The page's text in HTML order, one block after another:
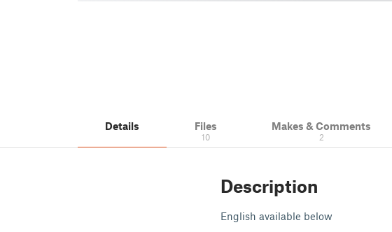
Details Files
10
Makes & Comments
2
Description
English available below